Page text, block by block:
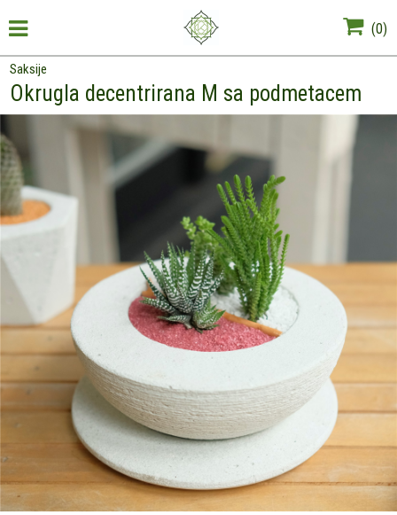
(0)
Saksije
Okrugla decentrirana M sa podmetacem